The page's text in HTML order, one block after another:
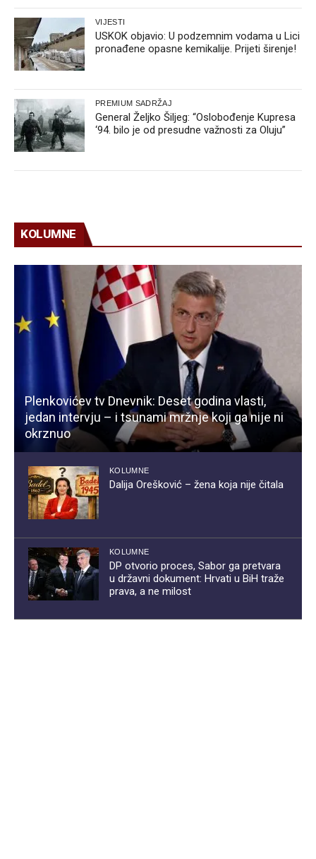
VIJESTI
USKOK objavio: U podzemnim vodama u Lici
pronađene opasne kemikalije. Prijeti širenje!
PREMIUM SADRŽAJ
General Željko Šiljeg: “Oslobođenje Kupresa
‘94. bilo je od presudne važnosti za Oluju”
KOLUMNE
Plenkovićev tv Dnevnik: Deset godina vlasti,
jedan intervju – i tsunami mržnje koji ga nije ni
okrznuo
KOLUMNE
Dalija Orešković – žena koja nije čitala
KOLUMNE
DP otvorio proces, Sabor ga pretvara
u državni dokument: Hrvati u BiH traže
prava, a ne milost